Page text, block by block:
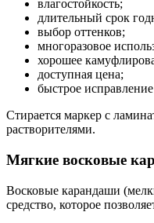
влагостойкость;
длительный срок
выбор оттенков;
многоразовое
хорошее
доступная цена;
быстрое
Стирается маркер с
растворителями.
Мягкие восковые
Восковые карандаши
средство, которое